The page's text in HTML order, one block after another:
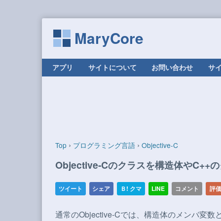
MaryCore
コンテンツへ移動
アプリ サイトについて お問い合わせ サ
Top › プログラミング言語 › Objective-C
Objective-Cのクラスを構造体やC++
通常のObjective-Cでは、構造体のメンバ変数